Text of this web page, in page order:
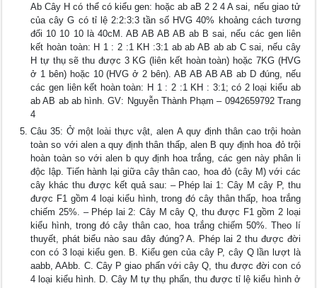
Ab Cây H có thể có kiểu gen: hoặc ab aB 2 2 4 A sai, nếu giao tử
của cây G có tỉ lệ 2:2:3:3 tần số HVG 40% khoảng cách tương
đối 10 10 10 là 40cM. AB AB AB AB ab B sai, nếu các gen liên
kết hoàn toàn: H 1 : 2 :1 KH :3:1 ab ab AB ab ab C sai, nếu cây
H tự thụ sẽ thu được 3 KG (liên kết hoàn toàn) hoặc 7KG (HVG
ở 1 bên) hoặc 10 (HVG ở 2 bên). AB AB AB AB ab D đúng, nếu
các gen liên kết hoàn toàn: H 1 : 2 :1 KH : 3:1; có 2 loại kiểu ab
ab AB ab ab hình. GV: Nguyễn Thành Phạm – 0942659792 Trang
4
Câu 35: Ở một loài thực vật, alen A quy định thân cao trội hoàn
toàn so với alen a quy định thân thấp, alen B quy định hoa đỏ trội
hoàn toàn so với alen b quy định hoa trắng, các gen này phân li
độc lập. Tiến hành lại giữa cây thân cao, hoa đỏ (cây M) với các
cây khác thu được kết quả sau: – Phép lai 1: Cây M cây P, thu
được F1 gồm 4 loại kiểu hình, trong đó cây thân thấp, hoa trắng
chiếm 25%. – Phép lai 2: Cây M cây Q, thu được F1 gồm 2 loại
kiểu hình, trong đó cây thân cao, hoa trắng chiếm 50%. Theo lí
thuyết, phát biểu nào sau đây đúng? A. Phép lai 2 thu được đời
con có 3 loại kiểu gen. B. Kiểu gen của cây P, cây Q lần lượt là
aabb, AAbb. C. Cây P giao phấn với cây Q, thu được đời con có
4 loại kiểu hình. D. Cây M tự thụ phấn, thu được tỉ lệ kiểu hình ở